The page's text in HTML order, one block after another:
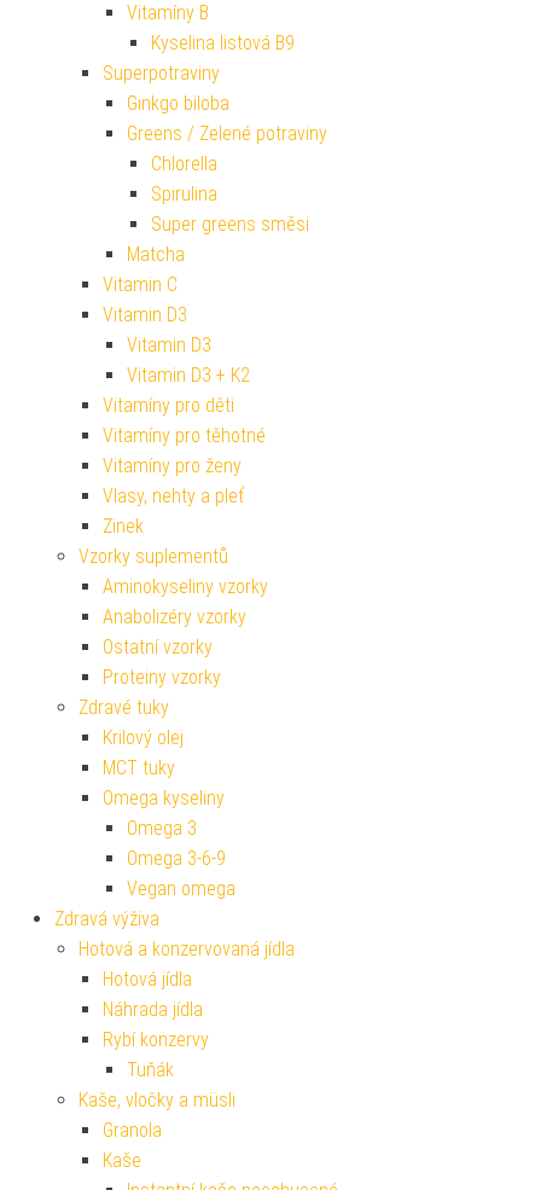
Vitamíny B
Kyselina listová B9
Superpotraviny
Ginkgo biloba
Greens / Zelené potraviny
Chlorella
Spirulina
Super greens směsi
Matcha
Vitamin C
Vitamin D3
Vitamin D3
Vitamin D3 + K2
Vitamíny pro děti
Vitamíny pro těhotné
Vitamíny pro ženy
Vlasy, nehty a pleť
Zinek
Vzorky suplementů
Aminokyseliny vzorky
Anabolizéry vzorky
Ostatní vzorky
Proteiny vzorky
Zdravé tuky
Krilový olej
MCT tuky
Omega kyseliny
Omega 3
Omega 3-6-9
Vegan omega
Zdravá výživa
Hotová a konzervovaná jídla
Hotová jídla
Náhrada jídla
Rybí konzervy
Tuňák
Kaše, vločky a müsli
Granola
Kaše